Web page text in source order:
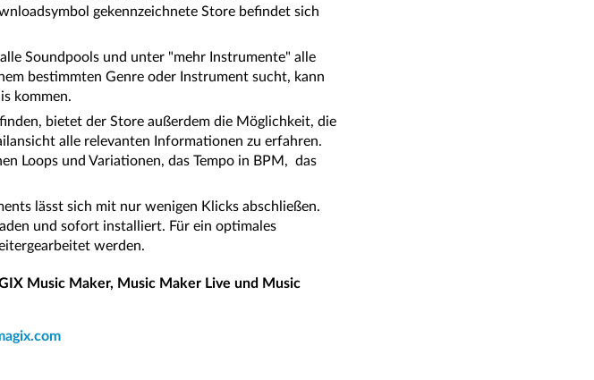
gekennzeichnete Store befindet sich
Soundpools und unter "mehr Instrumente" alle
bestimmten Genre oder Instrument sucht, kann
kommen.
bietet der Store außerdem die Möglichkeit, die
alle relevanten Informationen zu erfahren.
Loops und Variationen, das Tempo in BPM, das
lässt sich mit nur wenigen Klicks abschließen.
und sofort installiert. Für ein optimales
werden.
Music Maker, Music Maker Live und Music